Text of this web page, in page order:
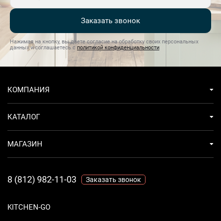
Заказать звонок
Нажимая на кнопку, вы даете согласие на обработку своих персональных
данных и соглашаетесь с политикой конфиденциальности
KITCHEN-GO
КОМПАНИЯ
КАТАЛОГ
МАГАЗИН
8 (812) 982-11-03 Заказать звонок